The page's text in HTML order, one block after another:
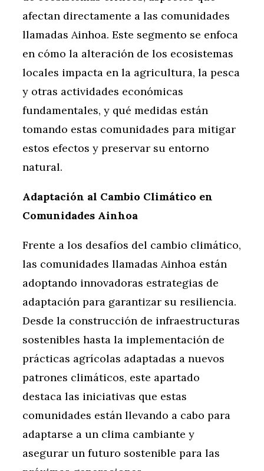
afectan directamente a las comunidades
llamadas Ainhoa. Este segmento se enfoca
en cómo la alteración de los ecosistemas
locales impacta en la agricultura, la pesca
y otras actividades económicas
fundamentales, y qué medidas están
tomando estas comunidades para mitigar
estos efectos y preservar su entorno
natural.
Adaptación al Cambio Climático en
Comunidades Ainhoa
Frente a los desafíos del cambio climático,
las comunidades llamadas Ainhoa están
adoptando innovadoras estrategias de
adaptación para garantizar su resiliencia.
Desde la construcción de infraestructuras
sostenibles hasta la implementación de
prácticas agrícolas adaptadas a nuevos
patrones climáticos, este apartado
destaca las iniciativas que estas
comunidades están llevando a cabo para
adaptarse a un clima cambiante y
asegurar un futuro sostenible para las